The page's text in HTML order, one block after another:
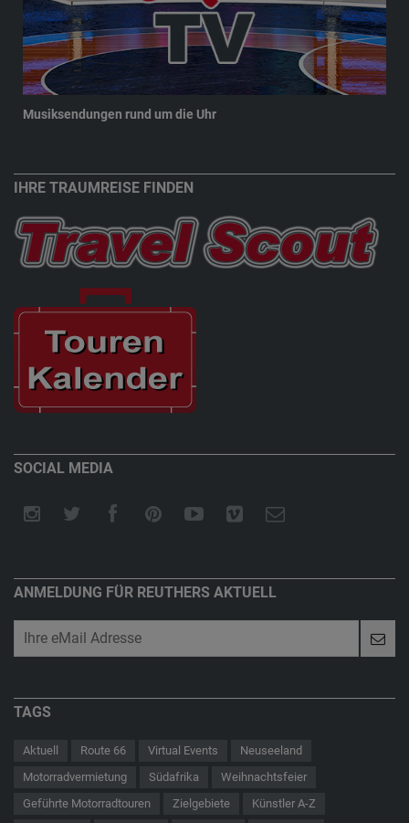
Musiksendungen rund um die Uhr
IHRE TRAUMREISE FINDEN
SOCIAL MEDIA
ANMELDUNG FÜR REUTHERS AKTUELL
TAGS
Aktuell Route 66 Virtual Events
Neuseeland
Motorradvermietung
Südafrika
Weihnachtsfeier
Geführte Motorradtouren
Zielgebiete
Künstler A-Z